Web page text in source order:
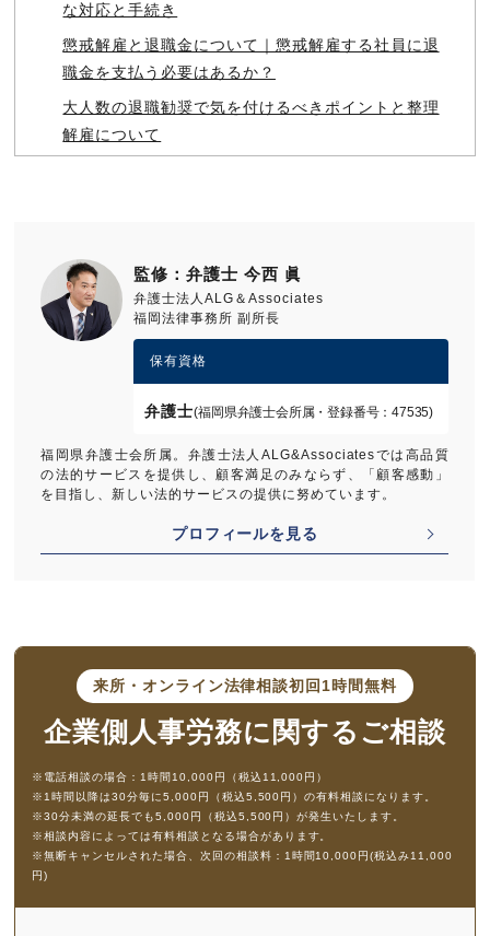
な対応と手続き
懲戒解雇と退職金について｜懲戒解雇する社員に退
職金を支払う必要はあるか？
大人数の退職勧奨で気を付けるべきポイントと整理
解雇について
退職勧奨が退職強要とならないために会社が注意す
べきポイント
監修：弁護士 今西 眞
弁護士法人ALG＆Associates
福岡法律事務所 副所長
保有資格
弁護士(福岡県弁護士会所属・登録番号：47535)
福岡県弁護士会所属。弁護士法人ALG&Associatesでは高品質
の法的サービスを提供し、顧客満足のみならず、「顧客感動」
を目指し、新しい法的サービスの提供に努めています。
プロフィールを見る
来所・オンライン法律相談初回1時間無料
企業側人事労務に 関するご相談
※電話相談の場合：1時間10,000円（税込11,000円）
※1時間以降は30分毎に5,000円（税込5,500円）の有料相談になります。
※30分未満の延長でも5,000円（税込5,500円）が発生いたします。
※相談内容によっては有料相談となる場合があります。
※無断キャンセルされた場合、次回の相談料：1時間10,000円(税込み11,000
円)